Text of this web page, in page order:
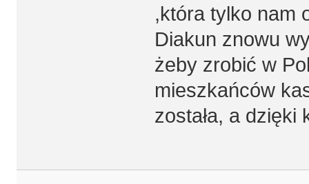
,która tylko nam
Diakun znowu
żeby zrobić w
mieszkańców
została, a